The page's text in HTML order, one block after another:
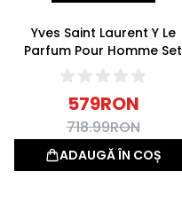
Yves Saint Laurent Y Le
Parfum Pour Homme Set
(Apa de parfum 60ml +
Apa de parfum 10ml)
579RON
718.99RON
ADAUGĂ ÎN COȘ